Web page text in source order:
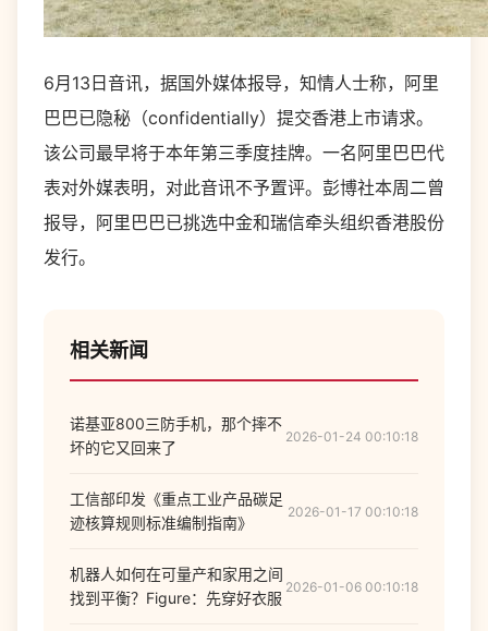
6月13日音讯，据国外媒体报导，知情人士称，阿里
巴巴已隐秘（confidentially）提交香港上市请求。
该公司最早将于本年第三季度挂牌。一名阿里巴巴代
表对外媒表明，对此音讯不予置评。彭博社本周二曾
报导，阿里巴巴已挑选中金和瑞信牵头组织香港股份
发行。
相关新闻
诺基亚800三防手机，那个摔不
坏的它又回来了
2026-01-24 00:10:18
工信部印发《重点工业产品碳足
迹核算规则标准编制指南》
2026-01-17 00:10:18
机器人如何在可量产和家用之间
找到平衡？Figure：先穿好衣服
2026-01-06 00:10:18